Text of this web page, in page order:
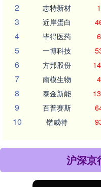
2 志特新材
3 近岸蛋白
4 毕得医药
5 一博科技
6 方邦股份
7 南模生物
8 泰金新能
9 百普赛斯
10 锴威特
沪深京